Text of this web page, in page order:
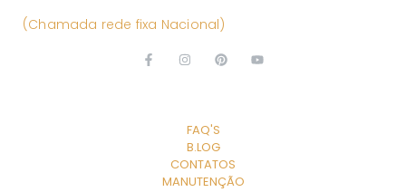
(Chamada rede fixa Nacional)
FAQ'S
B.LOG
CONTATOS
MANUTENÇÃO